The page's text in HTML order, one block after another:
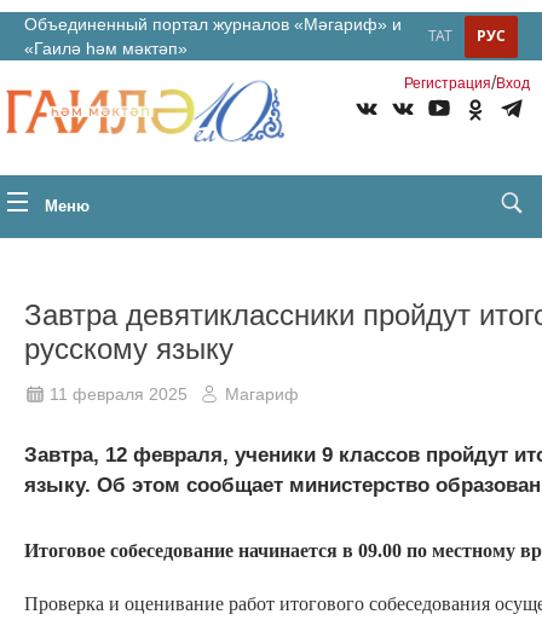
Объединенный портал журналов «Мәгариф» и
«Гаилә һәм мәктәп»
РУС
ТАТ
Регистрация/Вход
Меню
Завтра девятиклассники пройдут
русскому языку
11 февраля 2025 Магариф
Завтра, 12 февраля, ученики 9 классов пройдут
языку. Об этом сообщает министерство
Итоговое собеседование начинается в 09.00 по местному
Проверка и оценивание работ итогового собеседования